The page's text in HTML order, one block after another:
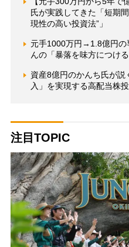
氏が実践してきた「短期
現性の高い投資法”」
元手1000万円→1.8億円の
んの「暴落を味方につけ
資産8億円のかんち氏が説
入」を実現する高配当株
注目TOPIC